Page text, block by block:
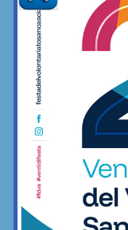
FREESTYLE
Le